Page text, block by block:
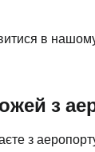
в
з
з
у
з email